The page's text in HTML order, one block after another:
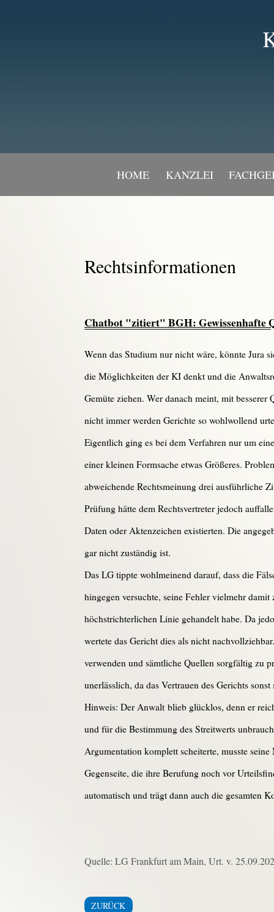
HOME KANZLEI
Rechtsinformationen
Chatbot "zitiert" BGH: Gewissenhafte
Wenn das Studium nur nicht wäre, könnte Jura
die Möglichkeiten der KI denkt und die
Gemüte ziehen. Wer danach meint, mit
nicht immer werden Gerichte so wohlwollend
Eigentlich ging es bei dem Verfahren nur um
einer kleinen Formsache etwas Größeres.
abweichende Rechtsmeinung drei ausführliche
Prüfung hätte dem Rechtsvertreter jedoch
Daten oder Aktenzeichen existierten. Die
gar nicht zuständig ist.
Das LG tippte wohlmeinend darauf, dass die
hingegen versuchte, seine Fehler vielmehr
höchstrichterlichen Linie gehandelt habe. Da
wertete das Gericht dies als nicht
verwenden und sämtliche Quellen sorgfältig zu
unerlässlich, da das Vertrauen des Gerichts
Hinweis: Der Anwalt blieb glücklos, denn er
und für die Bestimmung des Streitwerts
Argumentation komplett scheiterte, musste
Gegenseite, die ihre Berufung noch vor
automatisch und trägt dann auch die gesamten
Quelle: LG Frankfurt am Main, Urt. v.
ZURÜCK